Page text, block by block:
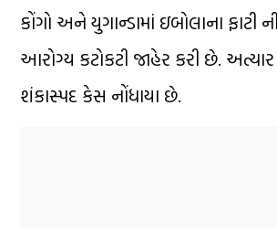
કોંગો અને યુગાન્ડામાં ઇબોલાના
આરોગ્ય કટોકટી જાહેર કરી છે.
શંકાસ્પદ કેસ નોંધાયા છે.